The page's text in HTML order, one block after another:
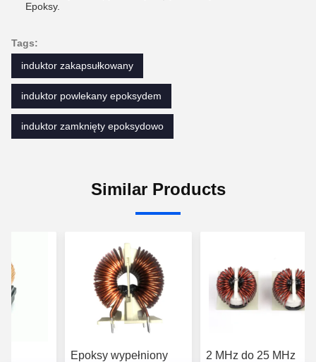
Epoksy.
Tags:
induktor zakapsułkowany
induktor powlekany epoksydem
induktor zamknięty epoksydowo
Similar Products
Epoksy wypełniony
2 MHz do 25 MHz